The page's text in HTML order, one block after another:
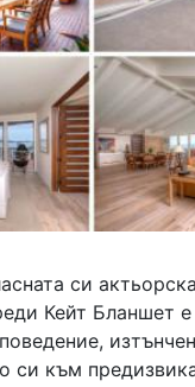
си
Кейт Бланшет е
си към